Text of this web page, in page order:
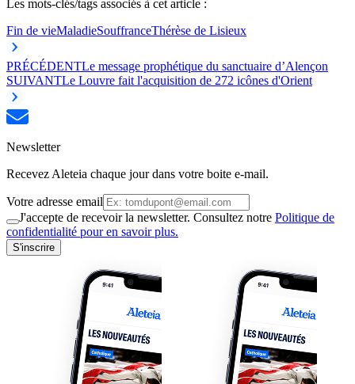
Les mots-clés/tags associés à cet article :
Fin de vieMaladieSouffranceThérèse de Lisieux
PRÉCÉDENTLe message prophétique du sanctuaire d’Alençon
SUIVANTLe Louvre fait l'acquisition de 272 icônes d'Orient
Newsletter
Recevez Aleteia chaque jour dans votre boite e-mail.
Votre adresse email
J'accepte de recevoir la newsletter. Consultez notre Politique de
confidentialité pour en savoir plus.
S'inscrire